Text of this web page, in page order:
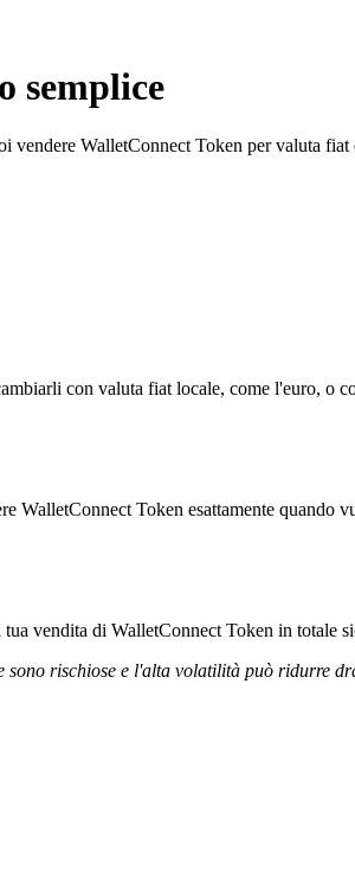
semplice
WalletConnect Token per valuta
con valuta fiat locale, come l'euro, o
WalletConnect Token esattamente quando
vendita di WalletConnect Token in totale
rischiose e l'alta volatilità può ridurre